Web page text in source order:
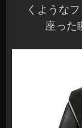
くような
座った